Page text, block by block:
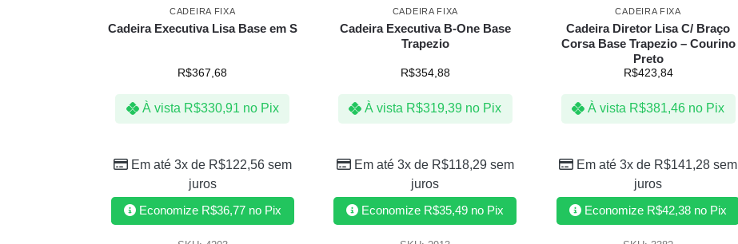
CADEIRA FIXA
Cadeira Executiva Lisa Base em S
R$367,68
À vista R$330,91 no Pix
Em até 3x de R$122,56sem
juros
Economize R$36,77no Pix
CADEIRA FIXA
Cadeira Executiva B-One Base
Trapezio
R$354,88
À vista R$319,39 no Pix
Em até 3x de R$118,29sem
juros
Economize R$35,49 no Pix
CADEIRA FIXA
Cadeira Diretor Lisa C/ Braço
Corsa Base Trapezio – Courino
Preto
R$423,84
À vista R$381,46 no Pix
Em até 3x de R$141,28 sem
juros
Economize R$42,38 no Pix